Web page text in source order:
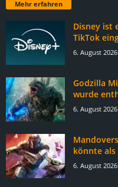
Mehr erfahren
Disney ist
TikTok
6. August 2026
Godzilla
wurde
6. August 2026
könnte als
6. August 2026